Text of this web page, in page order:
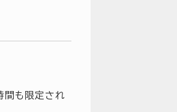
間も限定され